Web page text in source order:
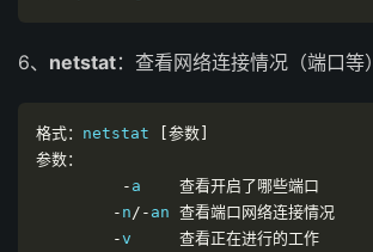
6、 netstat：查看网络连接情况（端口等）
格式： netstat
[参数]
参数：
- a 查看开启了哪些端口
- n/- an 查看端口网络连接情况
-v 查看正在进行的工作